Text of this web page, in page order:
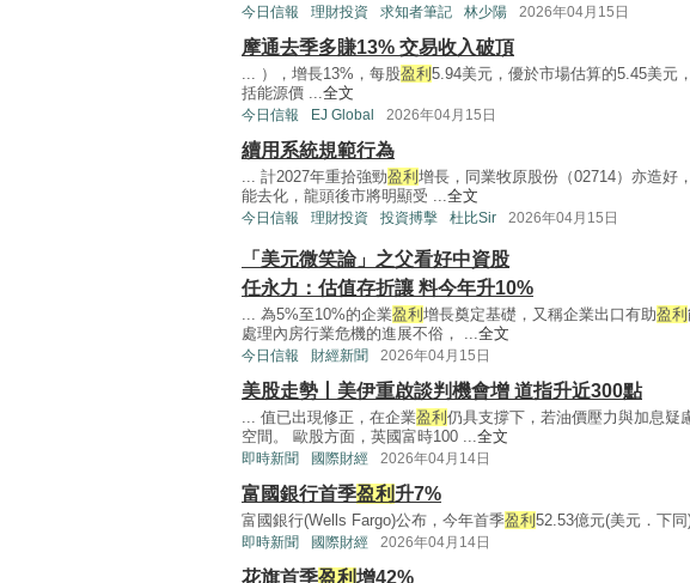
今日信報 理財投資 求知者筆記 林少陽 2026年04月15日
摩通去季多賺13% 交易收入破頂
... ），增長13%，每股盈利 5.94美元，優於市場估算的5.45美元
括能源價 ... 全文
今日信報 EJ Global 2026年04月15日
續用系統規範行為
... 計2027年重拾強勁盈利 增長，同業牧原股份（02714）亦造好
能去化，龍頭後市將明顯受 ... 全文
今日信報 理財投資 投資搏擊 杜比Sir 2026年04月15日
「美元微笑論」之父看好中資股
任永力：估值存折讓 料今年升10%
... 為5%至10%的企業盈利 增長奠定基礎，又稱企業出口有助盈利
處理內房行業危機的進展不俗， ...全文
今日信報 財經新聞 2026年04月15日
美股走勢丨美伊重啟談判機會增 道指升近300點
... 值已出現修正，在企業盈利 仍具支撐下，若油價壓力與加息疑
空間。 歐股方面，英國富時100 ...全文
即時新聞 國際財經 2026年04月14日
富國銀行首季盈利 升7%
富國銀行(Wells Fargo)公布，今年首季盈利 52.53億元(美元．下
即時新聞 國際財經 2026年04月14日
花旗首季盈利增42%